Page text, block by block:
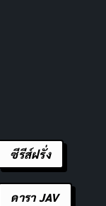
ซีรีส์ฝรั่ง
ดารา JAV